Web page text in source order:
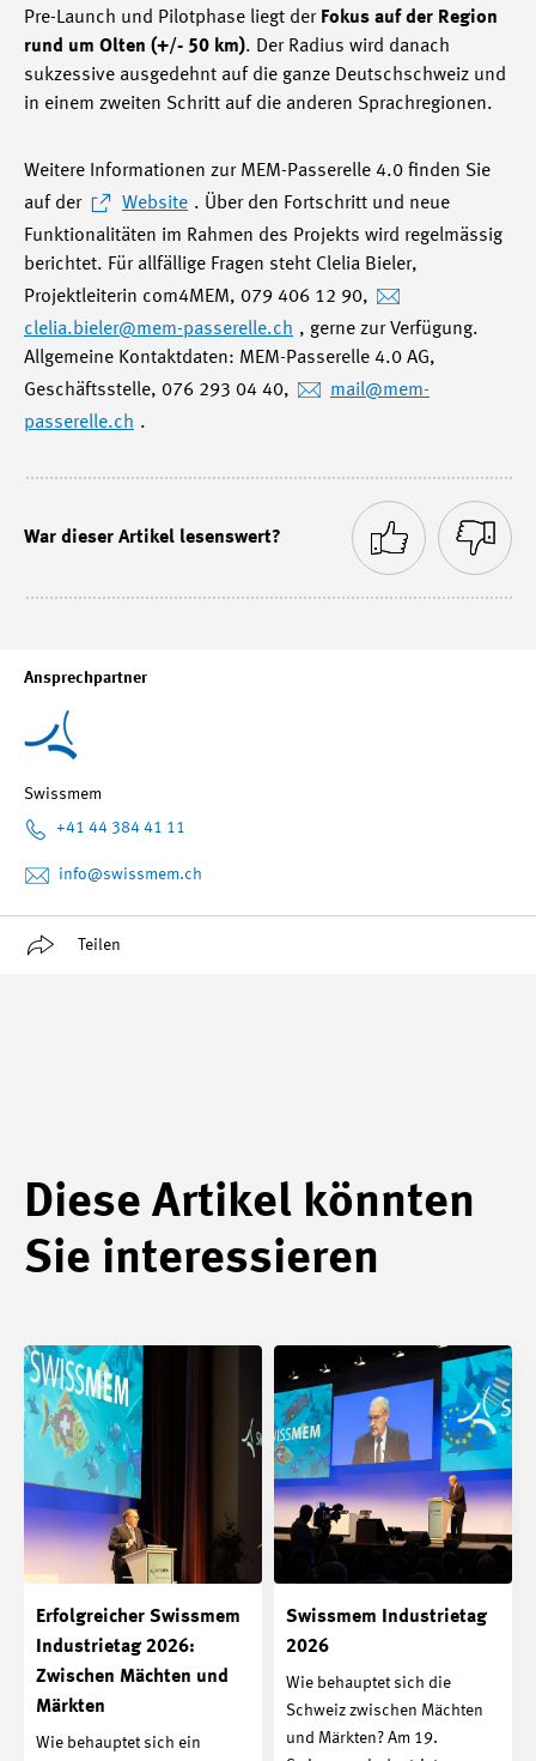
Ansprechpartner
Swissmem
+41 44 384 41 11
info@swissmem.ch
Teilen
Pre-Launch und Pilotphase liegt der Fokus auf der Region
rund um Olten (+/- 50 km). Der Radius wird danach
sukzessive ausgedehnt auf die ganze Deutschschweiz und
in einem zweiten Schritt auf die anderen Sprachregionen.
Weitere Informationen zur MEM-Passerelle 4.0 finden Sie
auf der
Website . Über den Fortschritt und neue
Funktionalitäten im Rahmen des Projekts wird regelmässig
berichtet. Für allfällige Fragen steht Clelia Bieler,
Projektleiterin com4MEM, 079 406 12 90,
clelia.bieler@mem-passerelle.ch , gerne zur Verfügung.
Allgemeine Kontaktdaten: MEM-Passerelle 4.0 AG,
Geschäftsstelle, 076 293 04 40,
mail@mem-
passerelle.ch .
War dieser Artikel lesenswert?
Diese Artikel könnten
Sie interessieren
Erfolgreicher Swissmem
Industrietag 2026:
Zwischen Mächten und
Märkten
Wie behauptet sich ein
Swissmem Industrietag
2026
Wie behauptet sich die
Schweiz zwischen Mächten
und Märkten? Am 19.